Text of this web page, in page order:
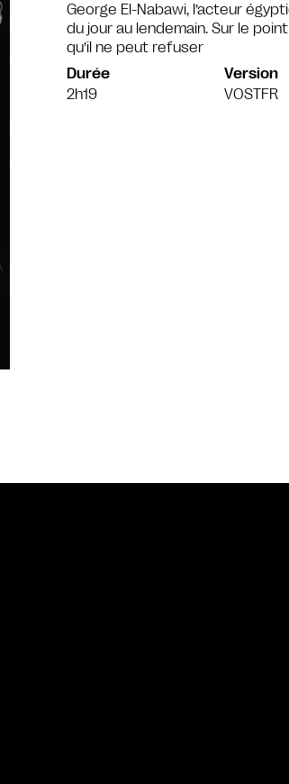
George El-Nabawi, l’acteur
du jour au lendemain. Sur le
qu’il ne peut refuser
Durée
2h19
Version
VOSTFR